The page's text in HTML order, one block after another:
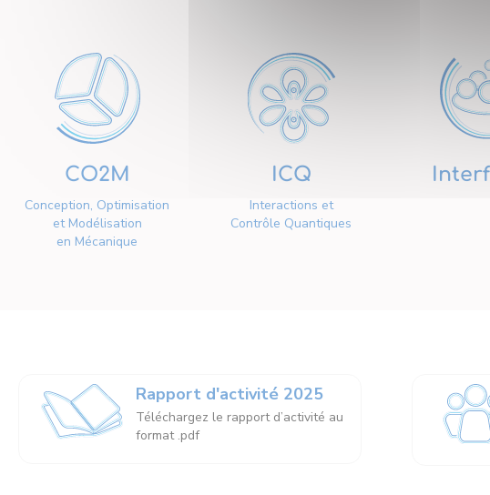
CO2M
Conception, Optimisation
et Modélisation
en Mécanique
ICQ
Interactions et
Contrôle Quantiques
Rapport d'activité 2025
Téléchargez le rapport d’activité au
format .pdf